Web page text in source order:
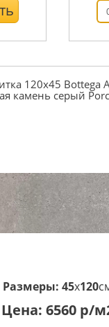
120x45 Bottega
камень серый
Размеры: 45x120
Цена: 6560 р/